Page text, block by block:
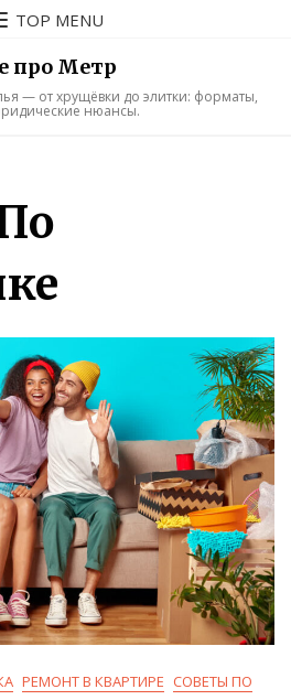
TOP MENU
про Метр
— от хрущёвки до элитки: форматы,
нюансы.
РЕМОНТ В КВАРТИРЕ СОВЕТЫ ПО